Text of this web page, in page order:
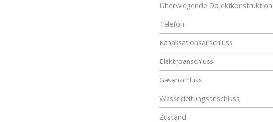
Überwiegende Objektkonstruktion
Telefon
Kanalisationsanschluss
Elektroanschluss
Gasanschluss
Wasserleitungsanschluss
Zustand